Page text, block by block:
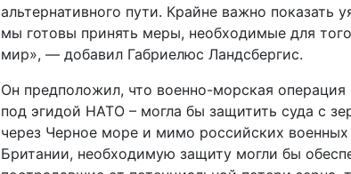
альтернативного пути. Крайне важно показать
мы готовы принять меры, необходимые для
мир», — добавил Габриелюс Ландсбергис.
Он предположил, что военно-морская
под эгидой НАТО – могла бы защитить суда с
через Черное море и мимо российских
Британии, необходимую защиту могли бы